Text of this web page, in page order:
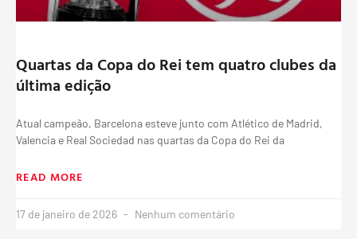
Quartas da Copa do Rei tem quatro clubes da
última edição
Atual campeão, Barcelona esteve junto com Atlético de Madrid,
Valencia e Real Sociedad nas quartas da Copa do Rei da
READ MORE
17 de janeiro de 2026 Nenhum comentário